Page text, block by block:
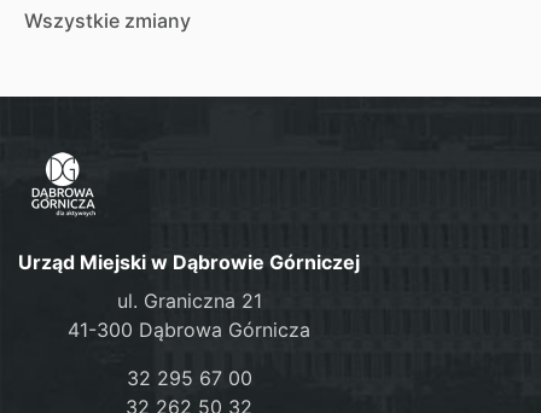
Wszystkie zmiany
Urząd Miejski w Dąbrowie Górniczej
ul. Graniczna 21
41-300 Dąbrowa Górnicza
32 295 67 00
32 262 50 32